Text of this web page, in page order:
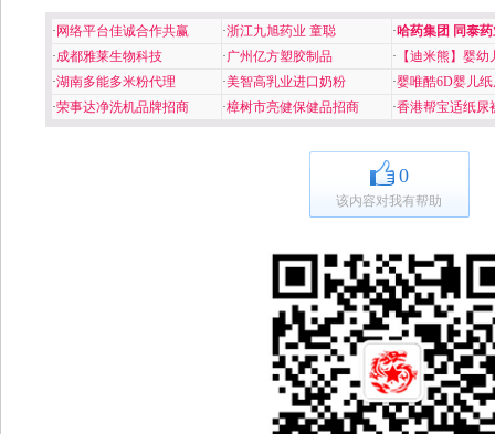
· 网络平台佳诚合作共赢 ·浙江九旭药业 童聪 ·哈药集团 同泰
·成都雅莱生物科技 ·广州亿方塑胶制品 · 【迪米熊】婴幼
·湖南多能多米粉代理 ·美智高乳业进口奶粉 ·婴唯酷6D婴儿
·荣事达净洗机品牌招商 ·樟树市亮健保健品招商 ·香港帮宝适纸尿
0
该内容对我有帮助